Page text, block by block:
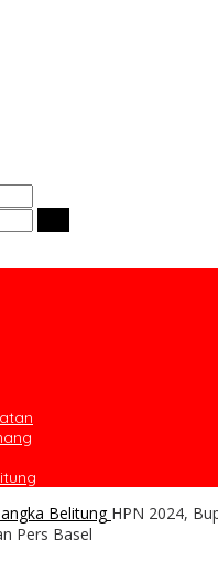
Belitung HPN 2024,
Pers Basel